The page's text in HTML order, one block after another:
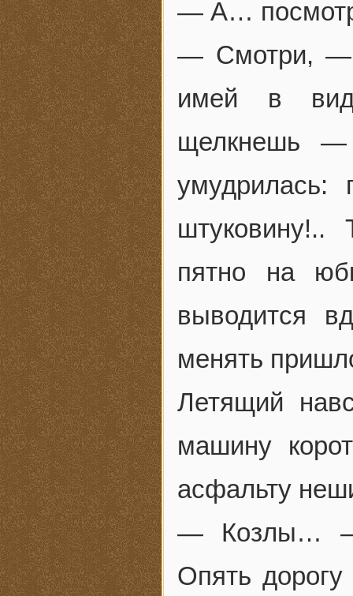
— А…
— Смотри, —
имей в
щелкнешь
умудрилась:
пятно на
выводится
менять
Летящий
машину
асфальту
— Козлы… —
Опять